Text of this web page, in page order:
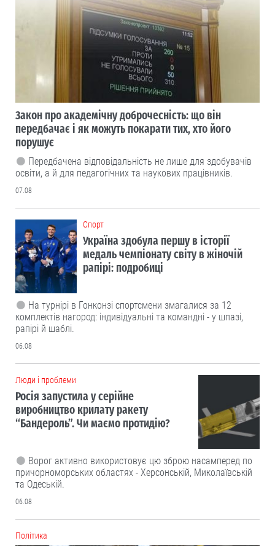
Закон про академічну доброчесність: що він
передбачає і як можуть покарати тих, хто його
порушує
Передбачена відповідальність не лише для здобувачів
освіти, а й для педагогічних та наукових працівників.
07.08
Cпорт
Україна здобула першу в історії
медаль чемпіонату світу в жіночій
рапірі: подробиці
На турнірі в Гонконзі спортсмени змагалися за 12
комплектів нагород: індивідуальні та командні - у шпазі,
рапірі й шаблі.
06.08
Люди і проблеми
Росія запустила у серійне
виробництво крилату ракету
“Бандероль”. Чи маємо протидію?
Ворог активно використовує цю зброю насамперед по
причорноморських областях - Херсонській, Миколаївській
та Одеській.
06.08
Політика